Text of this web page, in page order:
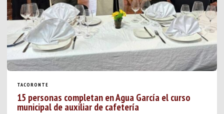
TACORONTE
15 personas completan en Agua García el curso
municipal de auxiliar de cafetería